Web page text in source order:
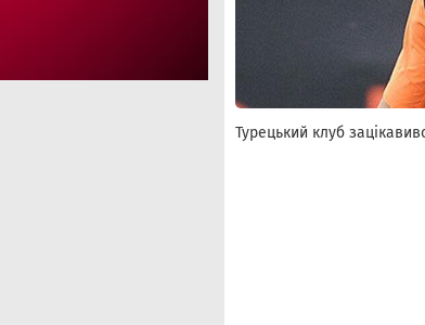
Турецький клуб